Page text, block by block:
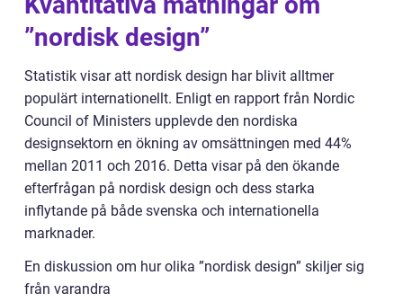
”nordisk design”
Statistik visar att nordisk design har blivit alltmer
populärt internationellt. Enligt en rapport från Nordic
Council of Ministers upplevde den nordiska
designsektorn en ökning av omsättningen med 44%
mellan 2011 och 2016. Detta visar på den ökande
efterfrågan på nordisk design och dess starka
inflytande på både svenska och internationella
marknader.
En diskussion om hur olika ”nordisk design” skiljer sig
från varandra